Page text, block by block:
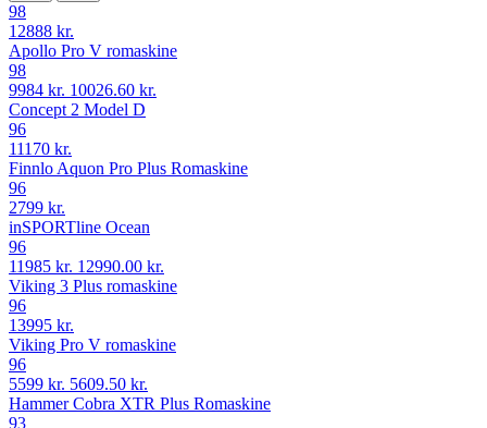
98
12888 kr.
Apollo Pro V romaskine
98
9984 kr. 10026.60 kr.
Concept 2 Model D
96
11170 kr.
Finnlo Aquon Pro Plus Romaskine
96
2799 kr.
inSPORTline Ocean
96
11985 kr. 12990.00 kr.
Viking 3 Plus romaskine
96
13995 kr.
Viking Pro V romaskine
96
5599 kr. 5609.50 kr.
Hammer Cobra XTR Plus Romaskine
93